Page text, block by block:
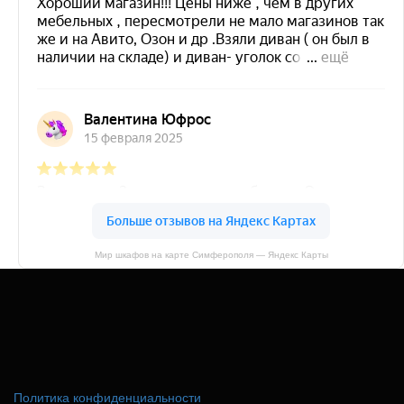
Мир шкафов на карте Симферополя — Яндекс Карты
Политика конфиденциальности